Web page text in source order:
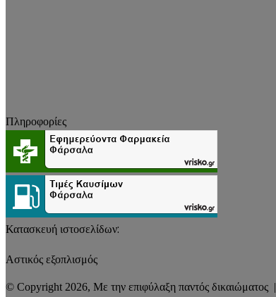
Πληροφορίες
Κατασκευή ιστοσελίδων:
Αστικός εξοπλισμός
© Copyright 2026, Με την επιφύλαξη παντός δικαιώματος |